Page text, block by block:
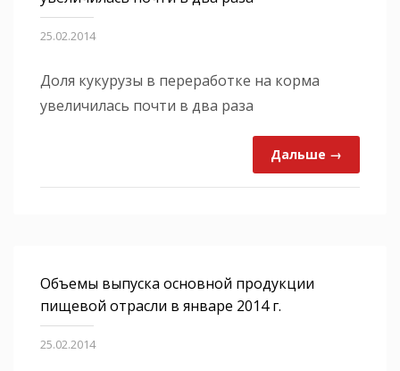
25.02.2014
Доля кукурузы в переработке на корма
увеличилась почти в два раза
Дальше →
Объемы выпуска основной продукции
пищевой отрасли в январе 2014 г.
25.02.2014